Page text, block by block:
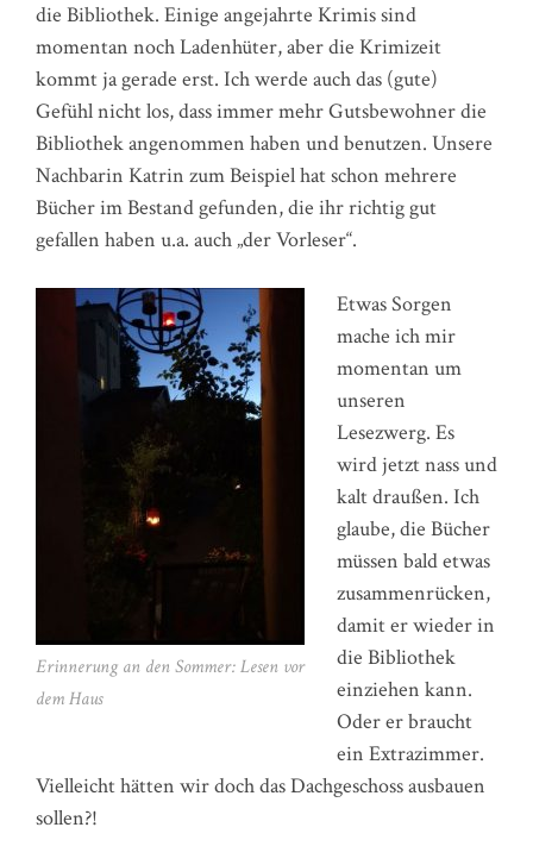
die Bibliothek. Einige angejahrte Krimis sind
momentan noch Ladenhüter, aber die Krimizeit
kommt ja gerade erst. Ich werde auch das (gute)
Gefühl nicht los, dass immer mehr Gutsbewohner die
Bibliothek angenommen haben und benutzen. Unsere
Nachbarin Katrin zum Beispiel hat schon mehrere
Bücher im Bestand gefunden, die ihr richtig gut
gefallen haben u.a. auch „der Vorleser“.
Erinnerung an den Sommer: Lesen vor
dem Haus
Etwas Sorgen
mache ich mir
momentan um
unseren
Lesezwerg. Es
wird jetzt nass und
kalt draußen. Ich
glaube, die Bücher
müssen bald etwas
zusammenrücken,
damit er wieder in
die Bibliothek
einziehen kann.
Oder er braucht
ein Extrazimmer.
Vielleicht hätten wir doch das Dachgeschoss ausbauen
sollen?!